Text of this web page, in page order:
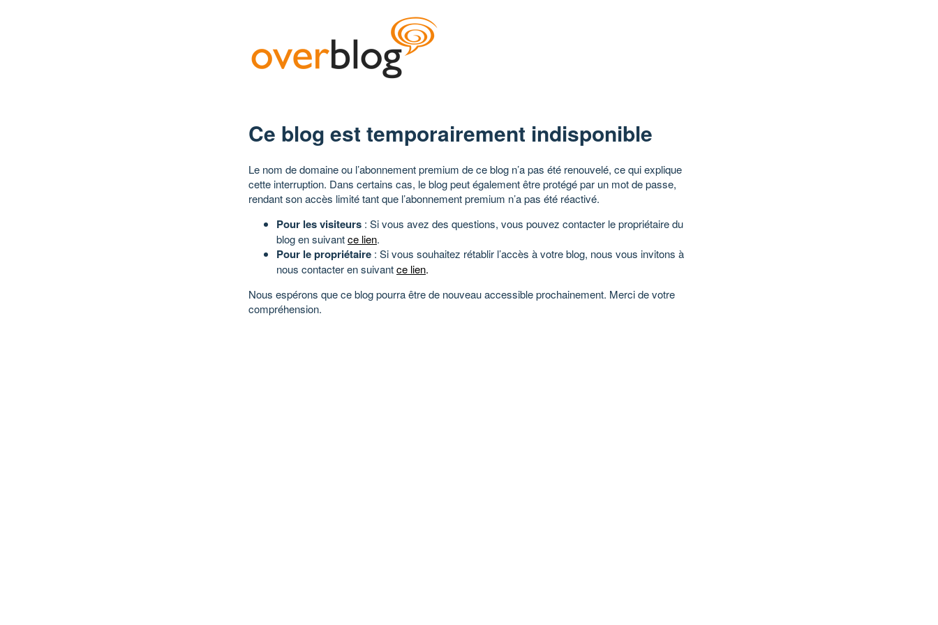
Ce blog est temporairement indisponible
Le nom de domaine ou l’abonnement premium de ce blog n’a pas été renouvelé, ce qui explique
cette interruption. Dans certains cas, le blog peut également être protégé par un mot de passe,
rendant son accès limité tant que l’abonnement premium n’a pas été réactivé.
Pour les visiteurs : Si vous avez des questions, vous pouvez contacter le propriétaire du
blog en suivantce lien.
Pour le propriétaire : Si vous souhaitez rétablir l’accès à votre blog, nous vous invitons à
nous contacter en suivantce lien.
Nous espérons que ce blog pourra être de nouveau accessible prochainement. Merci de votre
compréhension.